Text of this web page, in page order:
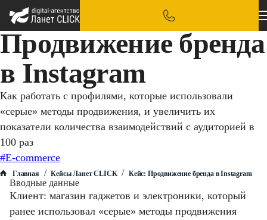
Продвижение бренда
в Instagram
Как работать с профилями, которые использовали
«серые» методы продвижения, и увеличить их
показатели количества взаимодействий с аудиторией в
100 раз
#E-commerce
Главная / Кейсы Ланет CLICK / Кейс: Продвижение бренда в Instagram
Вводные данные
Клиент: магазин гаджетов и электроники, который
ранее использовал «серые» методы продвижения